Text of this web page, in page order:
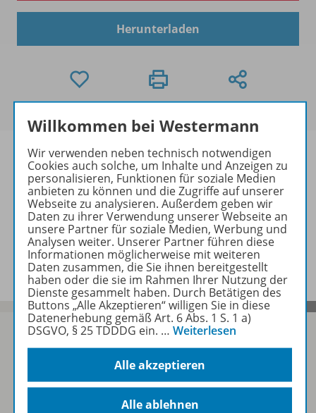
Herunterladen
Informationen
Lösungen zu folgenden Werken
Willkommen bei Westermann
Wir verwenden neben technisch notwendigen
Cookies auch solche, um Inhalte und Anzeigen zu
personalisieren, Funktionen für soziale Medien
anbieten zu können und die Zugriffe auf unserer
Webseite zu analysieren. Außerdem geben wir
Daten zu ihrer Verwendung unserer Webseite an
unsere Partner für soziale Medien, Werbung und
Analysen weiter. Unserer Partner führen diese
Informationen möglicherweise mit weiteren
Daten zusammen, die Sie ihnen bereitgestellt
haben oder die sie im Rahmen Ihrer Nutzung der
Dienste gesammelt haben. Durch Betätigen des
Buttons „Alle Akzeptieren“ willigen Sie in diese
Datenerhebung gemäß Art. 6 Abs. 1 S. 1 a)
DSGVO, § 25 TDDDG ein. … Weiterlesen
Alle akzeptieren
Alle ablehnen